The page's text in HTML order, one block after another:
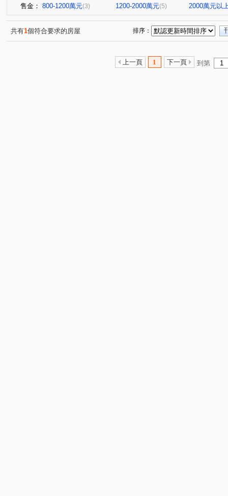
售金： 800-1200萬元(3) 1200-2000萬元(5) 2000萬元以
共有1個符合要求的房屋 排序：
上一頁 1 下一頁 到第